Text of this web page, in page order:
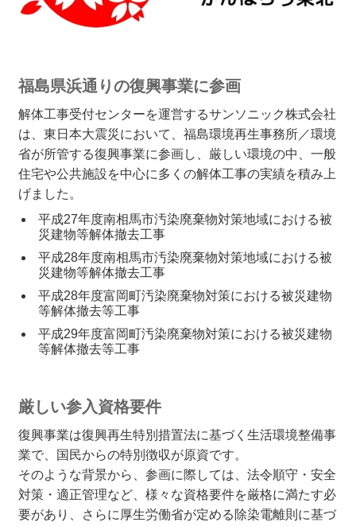
福島県浜通りの復興事業に参画
解体工事受付センターを運営するサンソニック株式会社
は、東日本大震災において、福島環境再生事務所／環境
省が所管する復興事業に参画し、厳しい環境の中、一般
住宅や公共施設を中心に多くの解体工事の実績を積み上
げました。
平成27年度南相馬市汚染廃棄物対策地域における被
災建物等解体撤去工事
平成28年度南相馬市汚染廃棄物対策地域における被
災建物等解体撤去工事
平成28年度富岡町汚染廃棄物対策における被災建物
等解体撤去等工事
平成29年度富岡町汚染廃棄物対策における被災建物
等解体撤去等工事
厳しい参入資格要件
復興事業は復興再生特別措置法に基づく生活環境整備事
業で、国民からの特別徴収が原資です。
そのような背景から、参画に際しては、法令順守・安全
対策・適正管理など、様々な資格要件を厳格に満たす必
要があり、さらに厚生労働省が定める除染電離則に基づ